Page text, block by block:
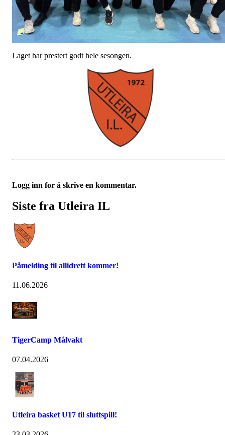
Laget har prestert godt hele sesongen.
Logg inn for å skrive en kommentar.
Siste fra Utleira IL
Påmelding til allidrett kommer!
11.06.2026
TigerCamp Målvakt
07.04.2026
Utleira basket U17 til sluttspill!